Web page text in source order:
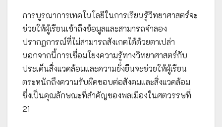
การบูรณาการเทคโนโลยีในการเรียนรู้วิทยาศาสตร์จะ
ช่วยให้ผู้เรียนเข้าถึงข้อมูลและสามารถจำลอง
ปรากฏการณ์ที่ไม่สามารถสังเกตได้ด้วยตาเปล่า
นอกจากนี้การเชื่อมโยงความรู้ทางวิทยาศาสตร์กับ
ประเด็นสิ่งแวดล้อมและความยั่งยืนจะช่วยให้ผู้เรียน
ตระหนักถึงความรับผิดชอบต่อสังคมและสิ่งแวดล้อม
ซึ่งเป็นคุณลักษณะที่สำคัญของพลเมืองในศตวรรษที่
21